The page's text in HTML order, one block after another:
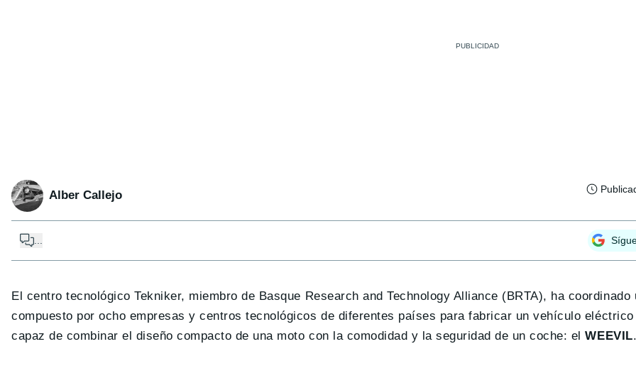
Alber Callejo
El centro tecnológico Tekniker, miembro de Basque Research and Technology Alliance (BRTA), ha coordinado
compuesto por ocho empresas y centros tecnológicos de diferentes países para fabricar un vehículo
capaz de combinar el diseño compacto de una moto con la comodidad y la seguridad de un coche: elWEEVIL.